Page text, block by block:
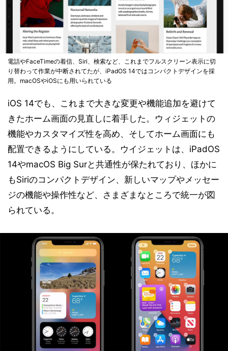
電話やFaceTimeの着信、Siri、検索など、これまでフルスクリーン表示に切
り替わって作業が中断されてたが、iPadOS 14ではコンパクトデザインを採
用。macOSやiOSにも用いられている
iOS 14でも、これまで大きな変更や機能追加を避けて
きたホーム画面の見直しに着手した。ウィジェットの
機能やカスタマイズ性を高め、そしてホーム画面にも
配置できるようにしている。ウイジェットは、iPadOS
14やmacOS Big Surと共通性が保たれており、ほかに
もSiriのコンパクトデザイン、新しいマップやメッセー
ジの機能や操作性など、さまざまなところで統一が図
られている。